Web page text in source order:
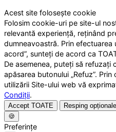
Acest site folosește cookie
Folosim cookie-uri pe site-ul
relevantă experiență, reținând
dumneavoastră. Prin efectuarea
acord”, sunteți de acord ca
De asemenea, puteți să
apăsarea butonului „Refuz”.
utilizării Site-ului web vă
Condiții.
Accept TOATE Resping opționale
🍪
Preferințe